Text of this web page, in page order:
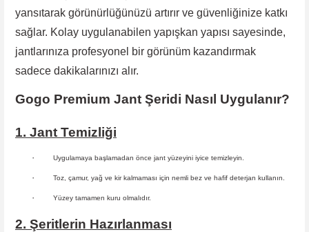
yansıtarak görünürlüğünüzü artırır ve güvenliğinize katkı
sağlar. Kolay uygulanabilen yapışkan yapısı sayesinde,
jantlarınıza profesyonel bir görünüm kazandırmak
sadece dakikalarınızı alır.
Gogo Premium Jant Şeridi Nasıl Uygulanır?
1. Jant Temizliği
· Uygulamaya başlamadan önce jant yüzeyini iyice temizleyin.
· Toz, çamur, yağ ve kir kalmaması için nemli bez ve hafif deterjan kullanın.
· Yüzey tamamen kuru olmalıdır.
2. Şeritlerin Hazırlanması